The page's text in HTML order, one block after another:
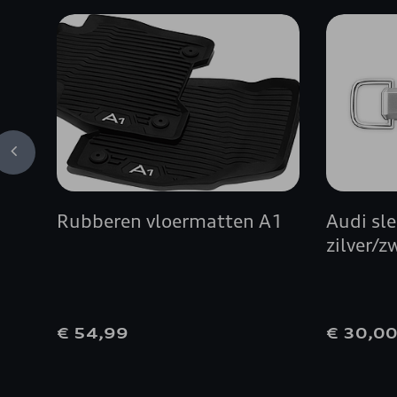
Rubberen vloermatten A1
€ 54,99
Audi
zilver/
€ 30,00